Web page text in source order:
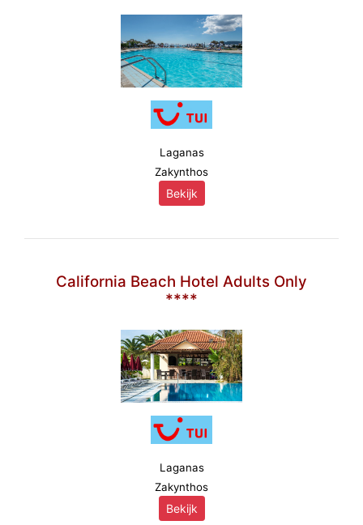
Laganas
Zakynthos
Bekijk
California Beach Hotel Adults Only
****
Laganas
Zakynthos
Bekijk